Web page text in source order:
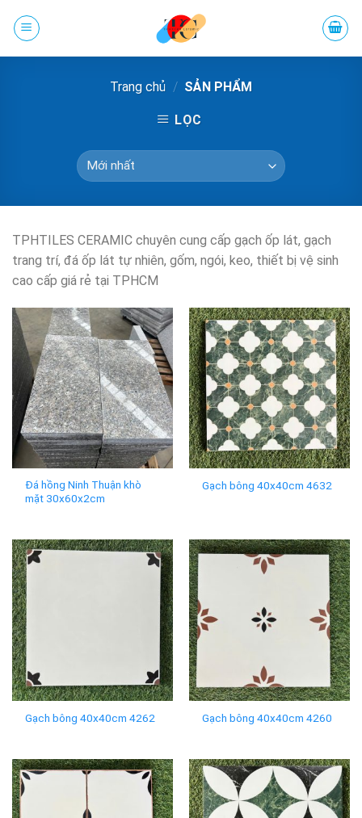
đến
Trang chủ / SẢN PHẨM
LỌC
TPHTILES CERAMIC chuyên cung cấp gạch ốp lát, gạch
trang trí, đá ốp lát tự nhiên, gốm, ngói, keo, thiết bị vệ sinh
cao cấp giá rẻ tại TPHCM
Đá hồng Ninh Thuận khò
mặt 30x60x2cm
Gạch bông 40x40cm 4632
Gạch bông 40x40cm 4262 Gạch bông 40x40cm 4260